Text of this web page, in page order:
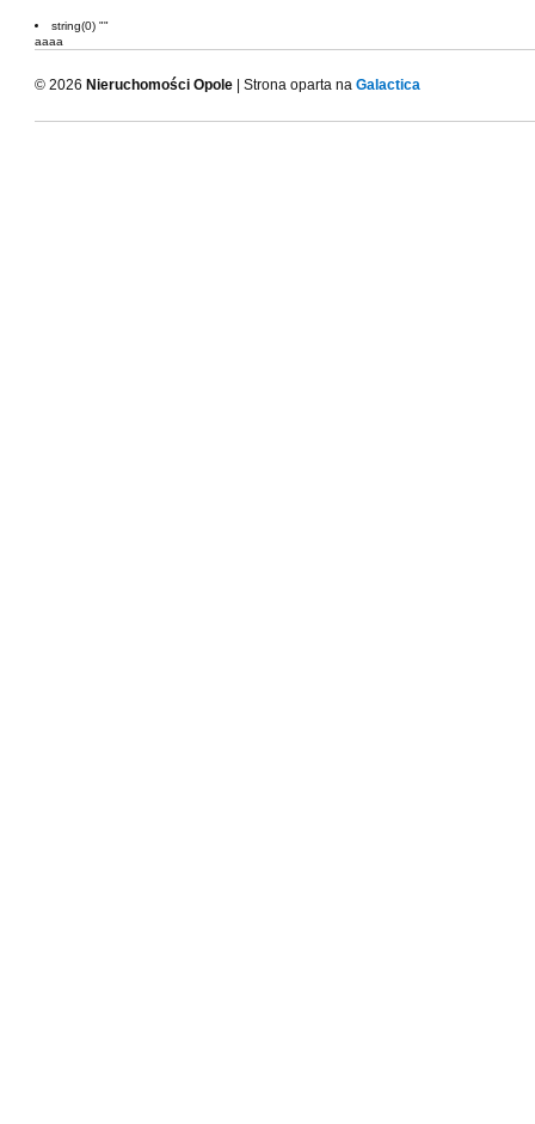
string(0) ""
aaaa
© 2026 Nieruchomości Opole | Strona oparta na Galactica